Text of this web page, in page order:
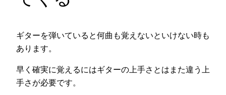
ギターを弾いていると何曲も覚えないといけない時も
あります。
早く確実に覚えるにはギターの上手さとはまた違う上
手さが必要です。